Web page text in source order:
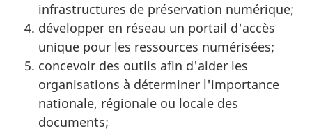
infrastructures de préservation numérique;
développer en réseau un portail d'accès
unique pour les ressources numérisées;
concevoir des outils afin d'aider les
organisations à déterminer l'importance
nationale, régionale ou locale des
documents;